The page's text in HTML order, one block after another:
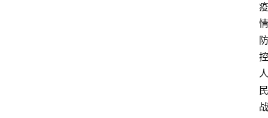
疫
情
防
控
人
民
战